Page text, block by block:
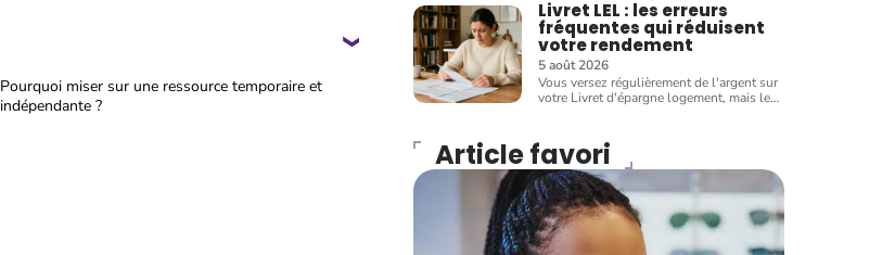
Pourquoi miser sur une ressource temporaire et
indépendante ?
Livret LEL : les erreurs
fréquentes qui réduisent
votre rendement
5 août 2026
Vous versez régulièrement de l'argent sur
votre Livret d'épargne logement, mais le…
Article favori